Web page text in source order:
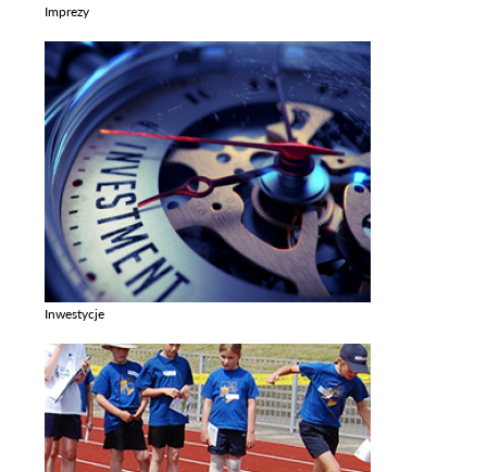
Imprezy
Inwestycje